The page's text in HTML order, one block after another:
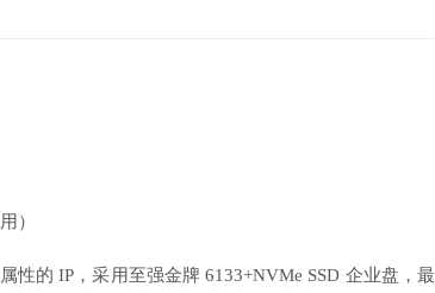
）
性的 IP，采用至强金牌 6133+NVMe SSD 企业盘，最